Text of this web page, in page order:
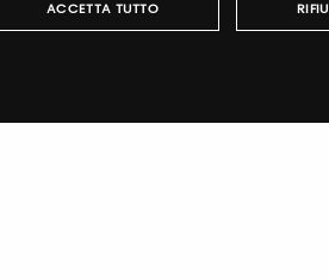
ACCETTA TUTTO